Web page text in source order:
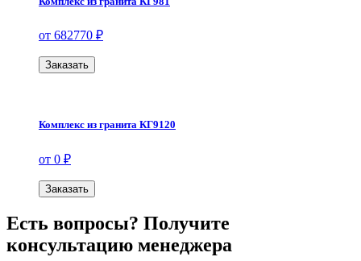
от 682770 ₽
Заказать
Комплекс из гранита КГ9120
от 0 ₽
Заказать
Есть вопросы? Получите
консультацию менеджера